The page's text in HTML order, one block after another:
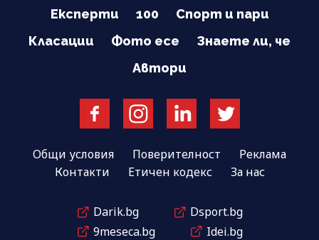
Експерти
100
Спорт и пари
Класации
Фото есе
Знаете ли, че
Автори
Общи условия Поверителност
Реклама
Контакти
Етичен кодекс За нас
Darik.bg
Dsport.bg
9meseca.bg
Idei.bg